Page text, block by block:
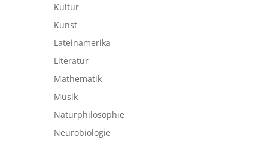
Kultur
Kunst
Lateinamerika
Literatur
Mathematik
Musik
Naturphilosophie
Neurobiologie